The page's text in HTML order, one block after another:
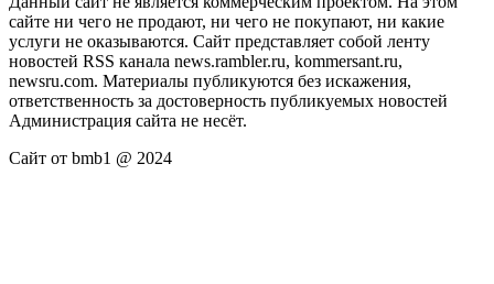
сайте ни чего не продают, ни чего не покупают, ни какие
услуги не оказываются. Сайт представляет собой ленту
новостей RSS канала news.rambler.ru, kommersant.ru,
newsru.com. Материалы публикуются без искажения,
ответственность за достоверность публикуемых новостей
Администрация сайта не несёт.
Сайт от bmb1 @ 2024